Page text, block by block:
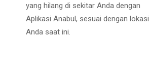
yang hilang di sekitar Anda dengan
Aplikasi Anabul, sesuai dengan lokasi
Anda saat ini.